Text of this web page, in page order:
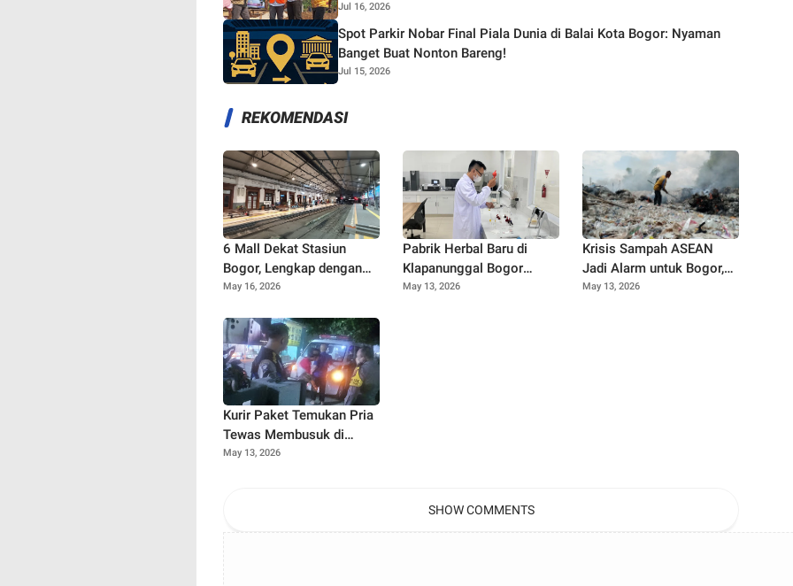
Jul 16, 2026
Spot Parkir Nobar Final Piala Dunia di Balai Kota Bogor: Nyaman
Banget Buat Nonton Bareng!
Jul 15, 2026
REKOMENDASI
6 Mall Dekat Stasiun
Bogor, Lengkap dengan
Alamat, Rating, dan Link
May 16, 2026
Pabrik Herbal Baru di
Klapanunggal Bogor
Resmi Beroperasi, Dorong
May 13, 2026
Krisis Sampah ASEAN
Jadi Alarm untuk Bogor,
Jangan Sampai Gunung
May 13, 2026
Kurir Paket Temukan Pria
Tewas Membusuk di
Kontrakan Cibinong
May 13, 2026
SHOW COMMENTS